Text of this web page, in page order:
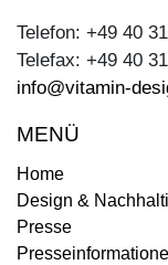
Telefon: +49 40
Telefax: +49 40
info@vitamin-
MENÜ
Home
Design &
Presse